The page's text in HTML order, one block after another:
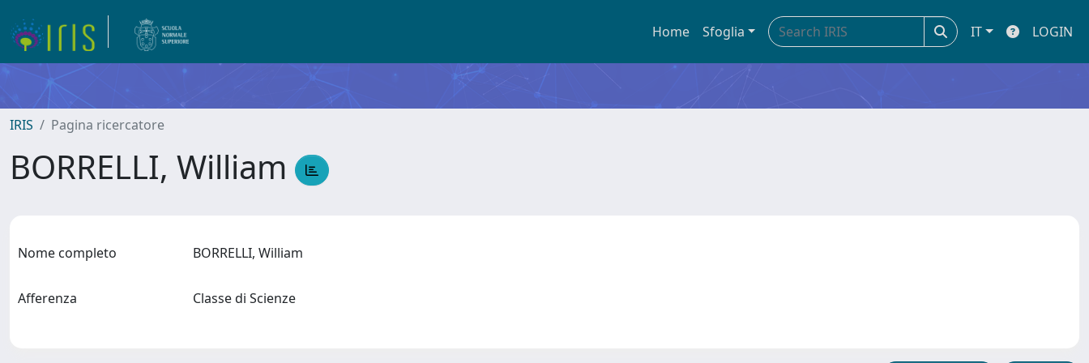
Home Sfoglia IT LOGIN
IRIS Pagina ricercatore
BORRELLI, William
Nome completo BORRELLI, William
Afferenza Classe di Scienze